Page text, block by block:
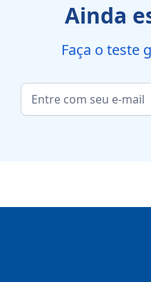
Ainda
Faça o teste